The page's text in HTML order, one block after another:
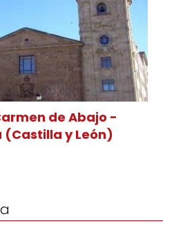
de Abajo -
(Castilla y León)